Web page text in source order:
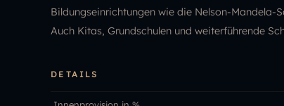
Bildungseinrichtungen wie die Nelson-Mandela-
Auch Kitas, Grundschulen und weiterführende
DETAILS